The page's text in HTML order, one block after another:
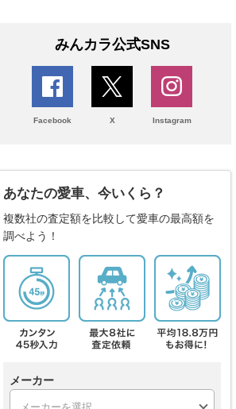
みんカラ公式SNS
Facebook X Instagram
あなたの愛車、今いくら？
複数社の査定額を比較して愛車の最高額を
調べよう！
メーカー